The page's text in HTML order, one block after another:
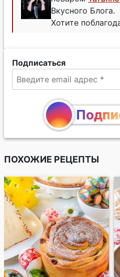
Вкусного Блога.
Хотите
Подписаться
ПОХОЖИЕ РЕЦЕПТЫ